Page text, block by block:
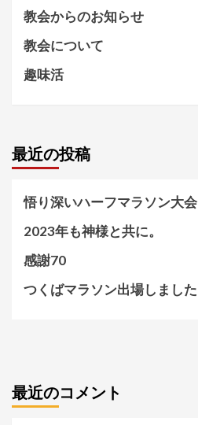
教会からのお知らせ
教会について
趣味活
最近の投稿
悟り深いハーフマラソン大会
2023年も神様と共に。
感謝70
つくばマラソン出場しました
最近のコメント